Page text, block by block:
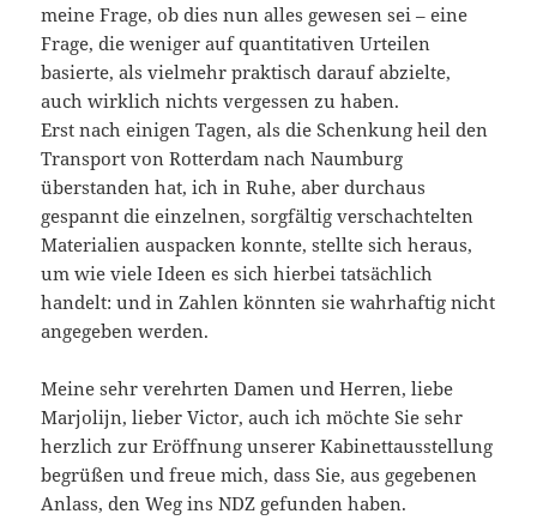
meine Frage, ob dies nun alles gewesen sei – eine
Frage, die weniger auf quantitativen Urteilen
basierte, als vielmehr praktisch darauf abzielte,
auch wirklich nichts vergessen zu haben.
Erst nach einigen Tagen, als die Schenkung heil den
Transport von Rotterdam nach Naumburg
überstanden hat, ich in Ruhe, aber durchaus
gespannt die einzelnen, sorgfältig verschachtelten
Materialien auspacken konnte, stellte sich heraus,
um wie viele Ideen es sich hierbei tatsächlich
handelt: und in Zahlen könnten sie wahrhaftig nicht
angegeben werden.
Meine sehr verehrten Damen und Herren, liebe
Marjolijn, lieber Victor, auch ich möchte Sie sehr
herzlich zur Eröffnung unserer Kabinettausstellung
begrüßen und freue mich, dass Sie, aus gegebenen
Anlass, den Weg ins NDZ gefunden haben.